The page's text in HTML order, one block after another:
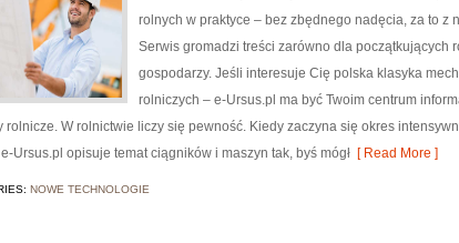
rolnych w praktyce – bez zbędnego nadęcia, za to z
Serwis gromadzi treści zarówno dla początkujących
gospodarzy. Jeśli interesuje Cię polska klasyka
rolniczych – e-Ursus.pl ma być Twoim centrum
rolnicze. W rolnictwie liczy się pewność. Kiedy zaczyna się okres
Ursus.pl opisuje temat ciągników i maszyn tak, byś mógł [ Read More ]
NOWE TECHNOLOGIE